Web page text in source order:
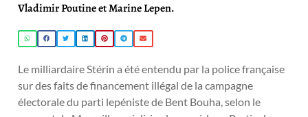
Vladimir Poutine et Marine Lepen.
Le milliardaire Stérin a été entendu par la police française
sur des faits de financement illégal de la campagne
électorale du parti lepéniste de Bent Bouha, selon le